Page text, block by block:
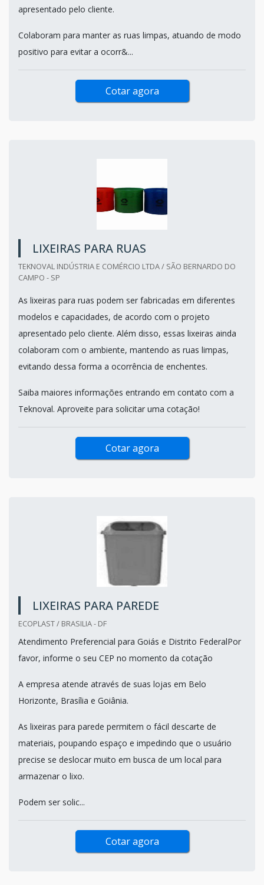
apresentado pelo cliente.
Colaboram para manter as ruas limpas, atuando de modo
positivo para evitar a ocorr&...
Cotar agora
LIXEIRAS PARA RUAS
TEKNOVAL INDÚSTRIA E COMÉRCIO LTDA / SÃO BERNARDO DO
CAMPO - SP
As lixeiras para ruas podem ser fabricadas em diferentes
modelos e capacidades, de acordo com o projeto
apresentado pelo cliente. Além disso, essas lixeiras ainda
colaboram com o ambiente, mantendo as ruas limpas,
evitando dessa forma a ocorrência de enchentes.
Saiba maiores informações entrando em contato com a
Teknoval. Aproveite para solicitar uma cotação!
Cotar agora
LIXEIRAS PARA PAREDE
ECOPLAST / BRASILIA - DF
Atendimento Preferencial para Goiás e Distrito FederalPor
favor, informe o seu CEP no momento da cotação
A empresa atende através de suas lojas em Belo
Horizonte, Brasília e Goiânia.
As lixeiras para parede permitem o fácil descarte de
materiais, poupando espaço e impedindo que o usuário
precise se deslocar muito em busca de um local para
armazenar o lixo.
Podem ser solic...
Cotar agora